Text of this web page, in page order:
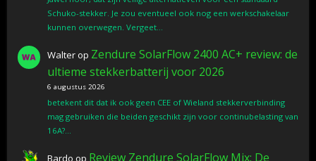
Schuko-stekker. Je zou eventueel ook nog een werkschakelaar
kunnen overwegen. Vergeet…
Walterop Zendure SolarFlow 2400 AC+ review: de
ultieme stekkerbatterij voor 2026
6 augustus 2026
betekent dit dat ik ook geen CEE of Wieland stekkerverbinding
mag gebruiken die beiden geschikt zijn voor continubelasting van
16A?…
Bardo op Review Zendure SolarFlow Mix: De